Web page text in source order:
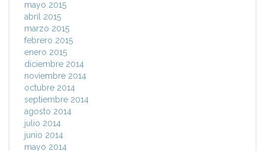
mayo 2015
abril 2015
marzo 2015
febrero 2015
enero 2015
diciembre 2014
noviembre 2014
octubre 2014
septiembre 2014
agosto 2014
julio 2014
junio 2014
mayo 2014